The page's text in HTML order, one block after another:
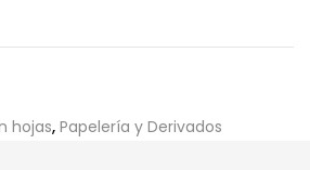
hojas, Papelería y Derivados